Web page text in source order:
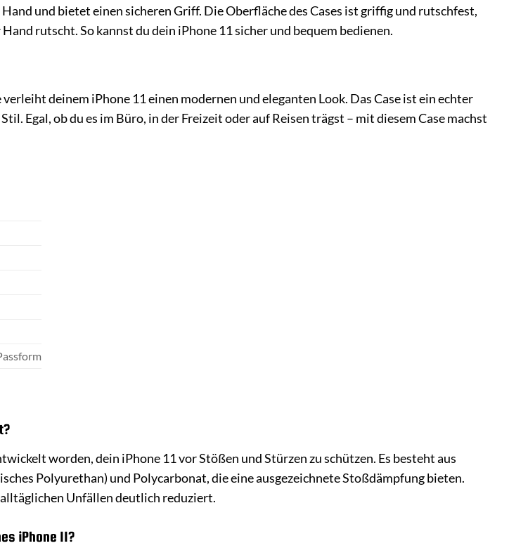
und bietet einen sicheren Griff. Die Oberfläche des Cases ist griffig und rutschfest,
rutscht. So kannst du dein iPhone 11 sicher und bequem bedienen.
deinem iPhone 11 einen modernen und eleganten Look. Das Case ist ein echter
Egal, ob du es im Büro, in der Freizeit oder auf Reisen trägst – mit diesem Case machst
worden, dein iPhone 11 vor Stößen und Stürzen zu schützen. Es besteht aus
Polyurethan) und Polycarbonat, die eine ausgezeichnete Stoßdämpfung bieten.
Unfällen deutlich reduziert.
iPhone 11?